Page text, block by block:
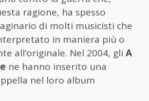
ragione, ha spesso
di molti musicisti che
in maniera più o
all’originale. Nel 2004, gli A
ne hanno inserito una
nel loro album